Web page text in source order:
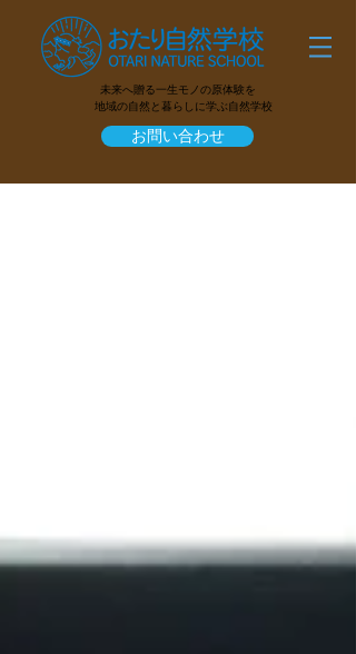
未来へ贈る一生モノの原体験を
地域の自然と暮らしに学ぶ自然学校
お問い合わせ